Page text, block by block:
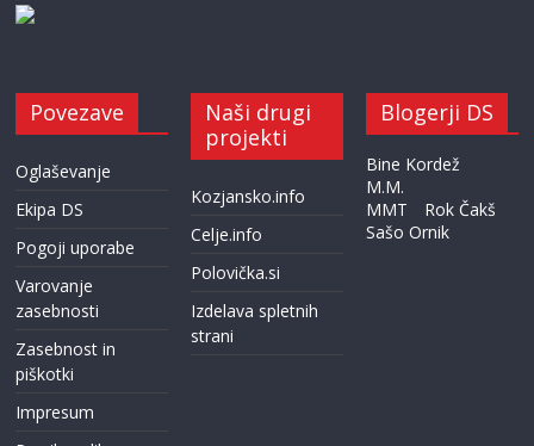
Povezave
Oglaševanje
Ekipa DS
Pogoji uporabe
Varovanje
zasebnosti
Zasebnost in
piškotki
Impresum
Naši drugi
projekti
Kozjansko.info
Celje.info
Polovička.si
Izdelava spletnih
strani
Blogerji DS
Bine Kordež
M.M.
MMT
Rok Čakš
Sašo Ornik